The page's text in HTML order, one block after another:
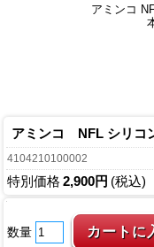
アミンコ
アミンコ NFL シリコ
4104210100002
特別価格 2,900円 (税込)
数量